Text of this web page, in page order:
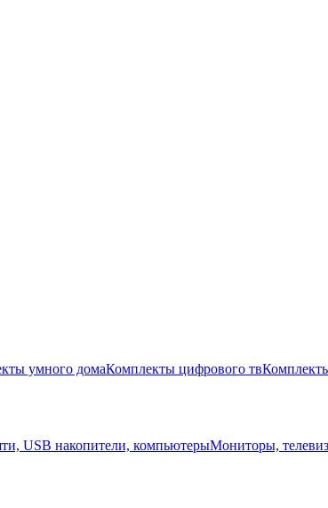
умного домаКомплекты цифрового тв
USB накопители, компьютерыМониторы,